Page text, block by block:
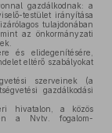
gazdálkodnak: a
testület irányítása
tulajdonában
az önkormányzati
és elidegenítésére,
eltérő szabályokat
szerveinek (a
gazdálkodási
hivatalon, a közös
a Nvtv. fogalom-